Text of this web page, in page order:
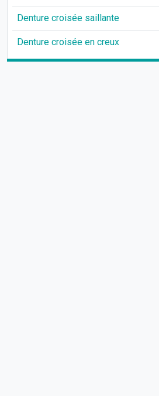
Denture croisée saillante
Denture croisée en creux